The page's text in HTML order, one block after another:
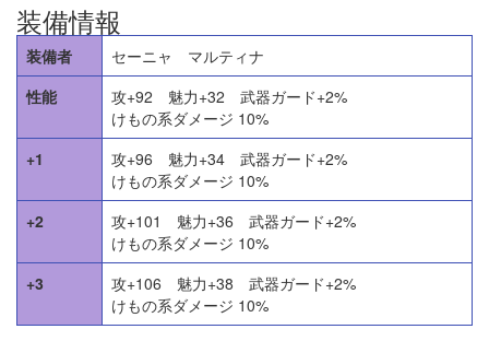
装備情報
装備者
セーニャ マルティナ
性能
攻+92 魅力+32 武器ガード+2%
けもの系ダメージ 10%
+1
攻+96 魅力+34 武器ガード+2%
けもの系ダメージ 10%
+2
攻+101 魅力+36 武器ガード+2%
けもの系ダメージ 10%
+3
攻+106 魅力+38 武器ガード+2%
けもの系ダメージ 10%